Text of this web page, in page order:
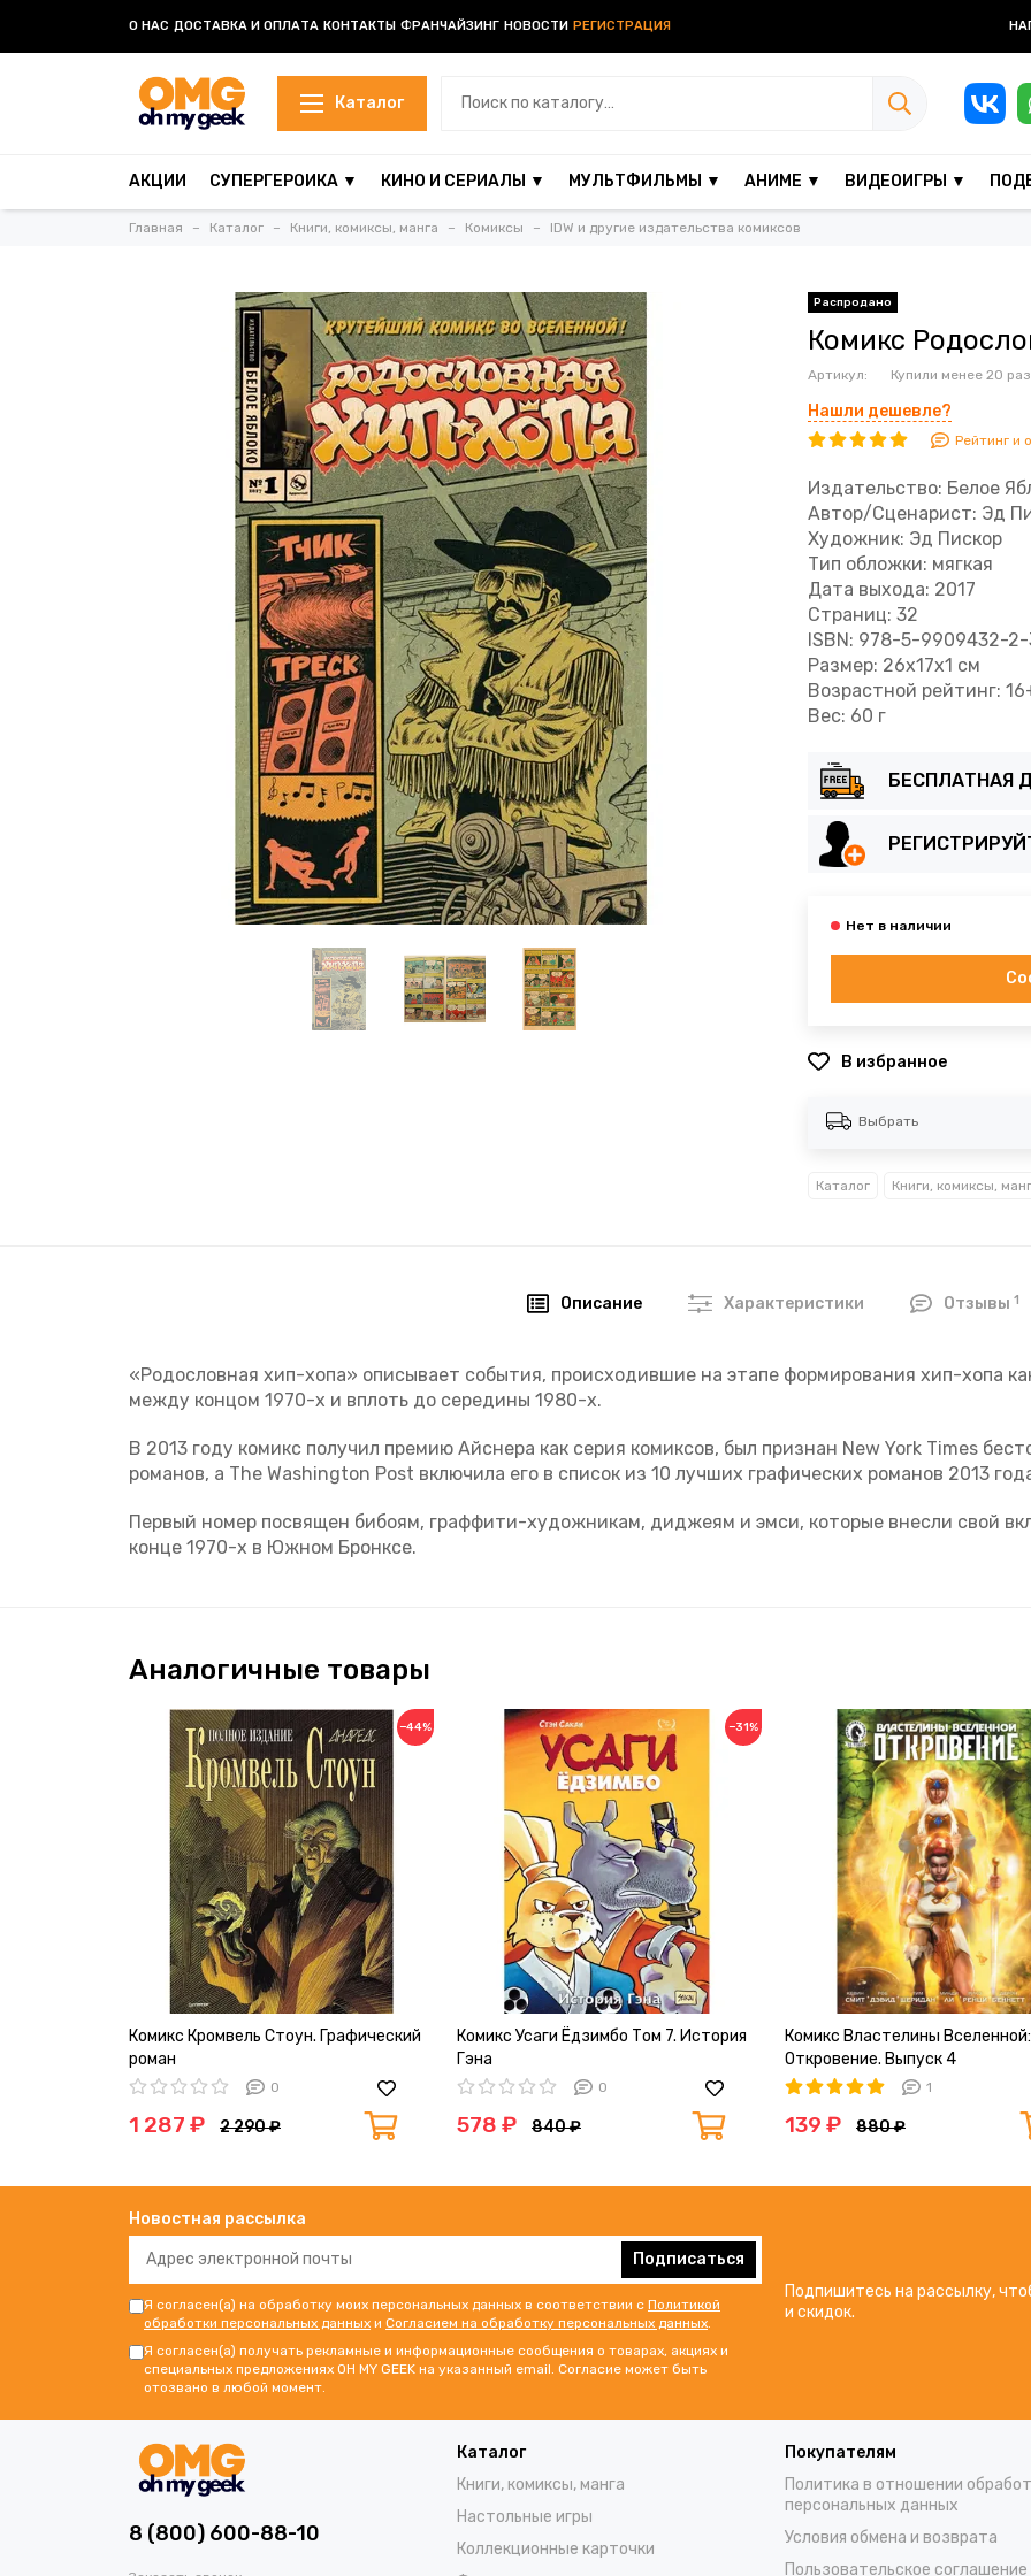
О НАС ДОСТАВКА И ОПЛАТА КОНТАКТЫ ФРАНЧАЙЗИНГ РЕГИСТРАЦИЯ
НОВОСТИ
Каталог
АКЦИИ СУПЕРГЕРОИКА ▼ КИНО И СЕРИАЛЫ ▼ МУЛЬТФИЛЬМЫ ▼ АНИМЕ ▼ ВИДЕОИГРЫ ▼
Главная Каталог Книги, комиксы, манга Комиксы IDW и другие издательства комиксов
Комикс
Артикул: Купили менее 20 раз
Нашли дешевле?
Рейтинг и
Издательство: Белое
Автор/Сценарист: Эд
Художник: Эд Пискор
Тип обложки: мягкая
Дата выхода: 2017
Страниц: 32
ISBN: 978-5-9909432-
Размер: 26x17x1 см
Возрастной рейтинг:
Вес: 60 г
БЕСПЛАТНАЯ
В избранное
Выбрать
Каталог Книги, комиксы,
Описание Характеристики Отзывы 1
«Родословная хип-хопа» описывает события, происходившие на этапе формирования хип-хопа
между концом 1970-х и вплоть до середины 1980-х.
В 2013 году комикс получил премию Айснера как серия комиксов, был признан New York Times
романов, а The Washington Post включила его в список из 10 лучших графических романов 2013
Первый номер посвящен бибоям, граффити-художникам, диджеям и эмси, которые внесли свой
конце 1970-х в Южном Бронксе.
Аналогичные товары
−44%
Комикс Кромвель Стоун. Графический
роман
0
1 287 ₽ 2 290 ₽
−31%
Комикс Усаги Ёдзимбо Том 7. История
Гэна
0
578 ₽ 840 ₽
Комикс Властелины Вселенной:
Откровение. Выпуск 4
1
139 ₽ 880 ₽
Новостная рассылка
Подписаться
Я согласен(а) на обработку моих персональных данных в соответствии с Политикой
обработки персональных данных и Согласием на обработку персональных данных.
Я согласен(а) получать рекламные и информационные сообщения о товарах, акциях и
специальных предложениях OH MY GEEK на указанный email. Согласие может быть
отозвано в любой момент.
Подпишитесь на рассылку,
и скидок.
8 (800) 600-88-10
Каталог
Книги, комиксы, манга
Настольные игры
Коллекционные карточки
Покупателям
Политика в отношении
персональных данных
Условия обмена и возврата
Пользовательское соглашение